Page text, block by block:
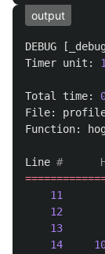
output
DEBUG [
Timer unit :
Total time:
File:
Function:
Line
11
12
13
14